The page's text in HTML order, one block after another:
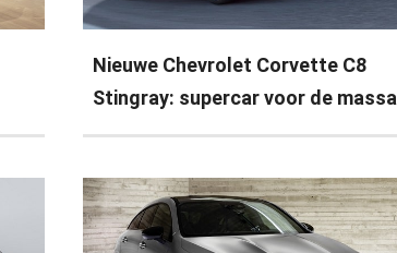
Nieuwe Chevrolet Corvette C8
Stingray: supercar voor de massa